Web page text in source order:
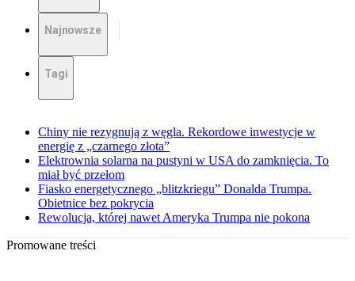
Najnowsze
Tagi
Chiny nie rezygnują z węgla. Rekordowe inwestycje w
energię z „czarnego złota”
Elektrownia solarna na pustyni w USA do zamknięcia. To
miał być przełom
Fiasko energetycznego „blitzkriegu” Donalda Trumpa.
Obietnice bez pokrycia
Rewolucja, której nawet Ameryka Trumpa nie pokona
Promowane treści